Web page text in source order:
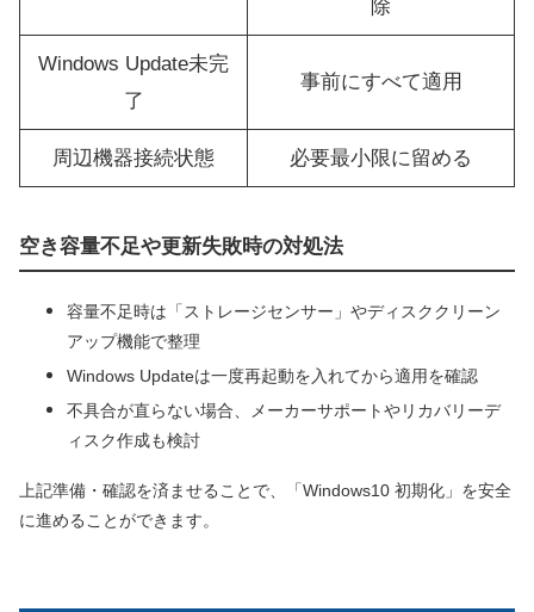
除
Windows Update未完
了
事前にすべて適用
周辺機器接続状態 必要最小限に留める
空き容量不足や更新失敗時の対処法
容量不足時は「ストレージセンサー」やディスククリーン
アップ機能で整理
Windows Updateは一度再起動を入れてから適用を確認
不具合が直らない場合、メーカーサポートやリカバリーデ
ィスク作成も検討
上記準備・確認を済ませることで、「Windows10 初期化」を安全
に進めることができます。